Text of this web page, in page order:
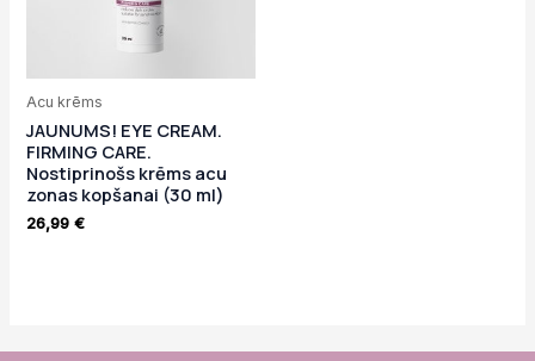
Acu krēms
JAUNUMS! EYE CREAM.
FIRMING CARE.
Nostiprinošs krēms acu
zonas kopšanai (30 ml)
26,99€